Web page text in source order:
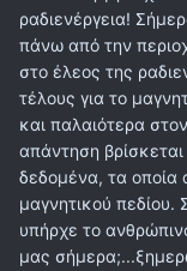
ραδιενέργεια!
πάνω από την
στο έλεος της
τέλους για το
και παλαιότερα
απάντηση
δεδομένα, τα οποία
μαγνητικού πεδίου.
υπήρχε το
μας